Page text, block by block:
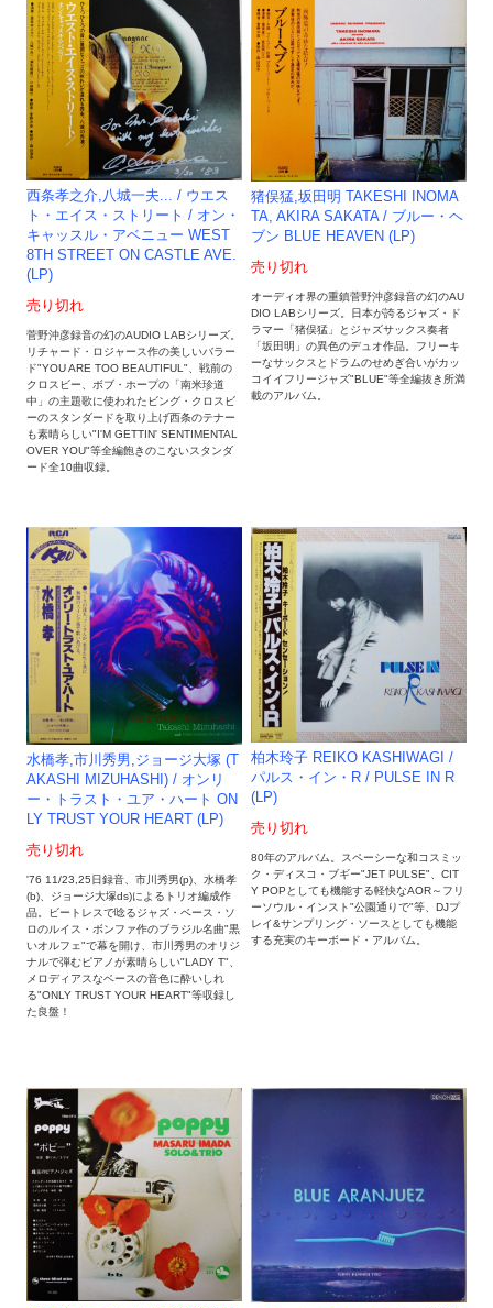
西条孝之介,八城一夫... / ウエス
ト・エイス・ストリート / オン・
キャッスル・アベニュー WEST
8TH STREET ON CASTLE AVE.
(LP)
売り切れ
菅野沖彦録音の幻のAUDIO LABシリーズ。
リチャード・ロジャース作の美しいバラー
ド"YOU ARE TOO BEAUTIFUL"、戦前の
クロスビー、ボブ・ホープの「南米珍道
中」の主題歌に使われたビング・クロスビ
ーのスタンダードを取り上げ西条のテナー
も素晴らしい"I'M GETTIN' SENTIMENTAL
OVER YOU"等全編飽きのこないスタンダ
ード全10曲収録。
猪俣猛,坂田明 TAKESHI INOMA
TA, AKIRA SAKATA / ブルー・ヘ
ブン BLUE HEAVEN (LP)
売り切れ
オーディオ界の重鎮菅野沖彦録音の幻のAU
DIO LABシリーズ。日本が誇るジャズ・ド
ラマー「猪俣猛」とジャズサックス奏者
「坂田明」の異色のデュオ作品。フリーキ
ーなサックスとドラムのせめぎ合いがカッ
コイイフリージャズ"BLUE"等全編抜き所満
載のアルバム。
水橋孝,市川秀男,ジョージ大塚 (T
AKASHI MIZUHASHI) / オンリ
ー・トラスト・ユア・ハート ON
LY TRUST YOUR HEART (LP)
売り切れ
'76 11/23,25日録音、市川秀男(p)、水橋孝
(b)、ジョージ大塚ds)によるトリオ編成作
品。ビートレスで唸るジャズ・ベース・ソ
ロのルイス・ボンファ作のブラジル名曲"黒
いオルフェ"で幕を開け、市川秀男のオリジ
ナルで弾むピアノが素晴らしい"LADY T"、
メロディアスなベースの音色に酔いしれ
る"ONLY TRUST YOUR HEART"等収録し
た良盤！
柏木玲子 REIKO KASHIWAGI /
パルス・イン・R / PULSE IN R
(LP)
売り切れ
80年のアルバム。スペーシーな和コスミッ
ク・ディスコ・ブギー"JET PULSE"、CIT
Y POPとしても機能する軽快なAOR～フリ
ーソウル・インスト"公園通りで"等、DJプ
レイ&サンプリング・ソースとしても機能
する充実のキーボード・アルバム。